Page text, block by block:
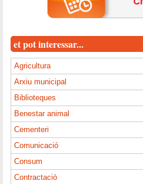
et pot interessar...
Agricultura
Arxiu municipal
Biblioteques
Benestar animal
Cementeri
Comunicació
Consum
Contractació